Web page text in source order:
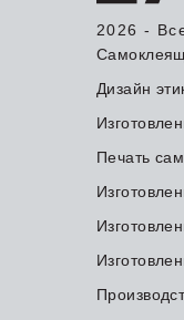
2026 -
Дизайн
Печать